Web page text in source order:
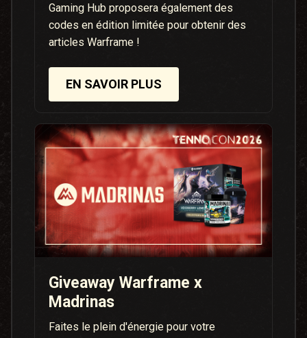
Gaming Hub proposera également des
codes en édition limitée pour obtenir des
articles Warframe !
EN SAVOIR PLUS
Giveaway Warframe x
Madrinas
Faites le plein d'énergie pour votre